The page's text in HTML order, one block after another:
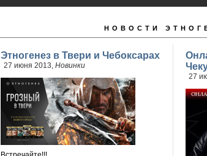
НОВОСТИ
Этногенез в Твери и Чебоксарах
27 июня 2013, Новинки
27